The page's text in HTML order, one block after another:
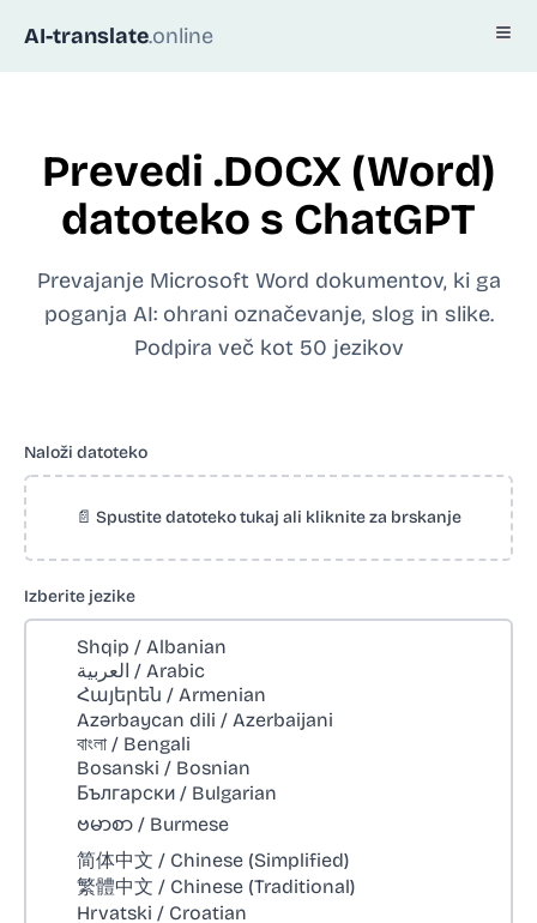
AI-translate.online
Prevedi .DOCX (Word)
datoteko s ChatGPT
Prevajanje Microsoft Word dokumentov, ki ga
poganja AI: ohrani označevanje, slog in slike.
Podpira več kot 50 jezikov
Naloži datoteko
📄 Spustite datoteko tukaj ali kliknite za brskanje
Izberite jezike